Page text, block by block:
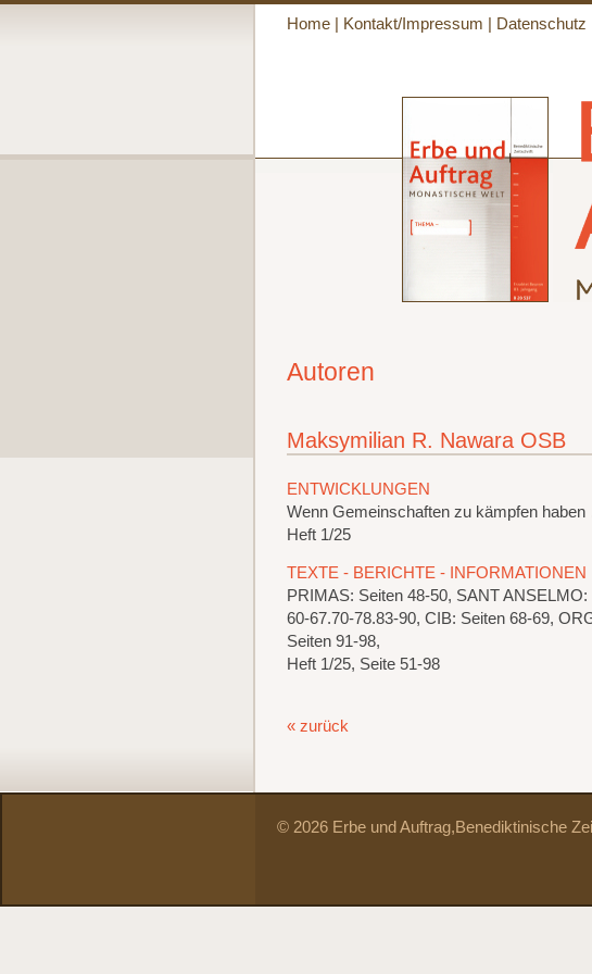
Home| Kontakt/Impressum Datenschutz
Autoren
Maksymilian R. Nawara OSB
ENTWICKLUNGEN
Wenn Gemeinschaften zu kämpfen
Heft 1/25
TEXTE - BERICHTE - INFORMATIONEN
PRIMAS: Seiten 48-50, SANT
60-67.70-78.83-90, CIB: Seiten 68-69,
Seiten 91-98,
Heft 1/25, Seite 51-98
« zurück
© 2026 Erbe und Auftrag,Benediktinische